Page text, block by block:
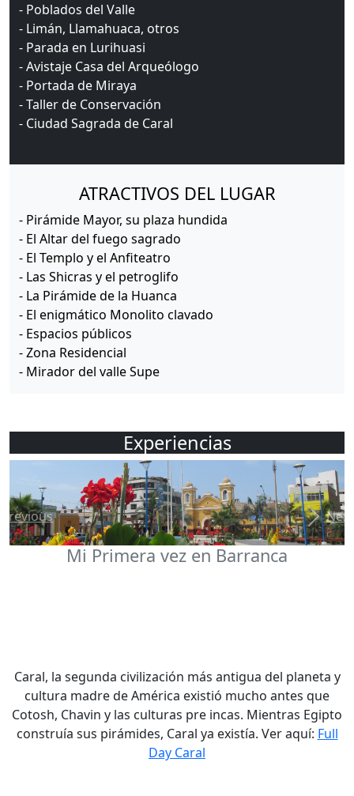
- Poblados del Valle
- Limán, Llamahuaca, otros
- Parada en Lurihuasi
- Avistaje Casa del Arqueólogo
- Portada de Miraya
- Taller de Conservación
- Ciudad Sagrada de Caral
ATRACTIVOS DEL LUGAR
- Pirámide Mayor, su plaza hundida
- El Altar del fuego sagrado
- El Templo y el Anfiteatro
- Las Shicras y el petroglifo
- La Pirámide de la Huanca
- El enigmático Monolito clavado
- Espacios públicos
- Zona Residencial
- Mirador del valle Supe
Experiencias
Mi Primera vez en Barranca
Previous Next
Caral, la segunda civilización más antigua del planeta y
cultura madre de América existió mucho antes que
Cotosh, Chavin y las culturas pre incas. Mientras Egipto
construía sus pirámides, Caral ya existía. Ver aquí: Full
Day Caral